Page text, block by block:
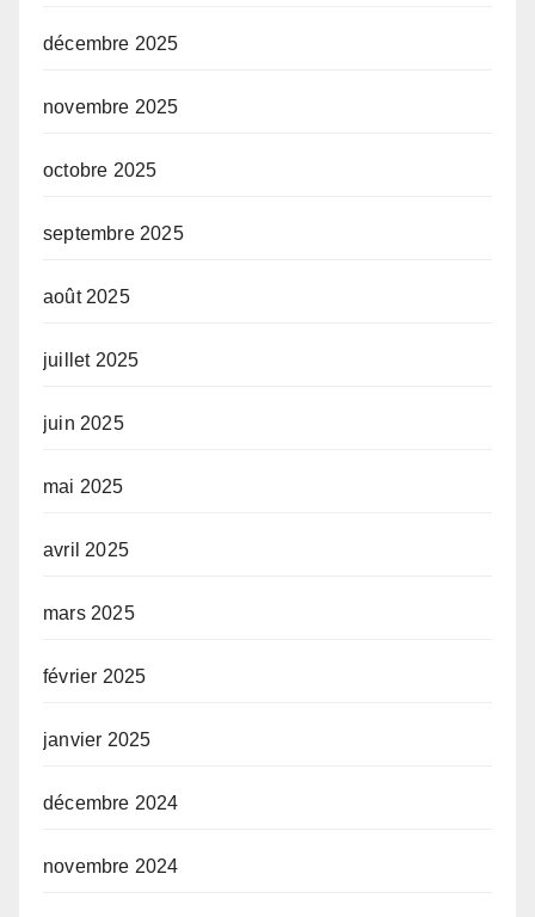
décembre 2025
novembre 2025
octobre 2025
septembre 2025
août 2025
juillet 2025
juin 2025
mai 2025
avril 2025
mars 2025
février 2025
janvier 2025
décembre 2024
novembre 2024